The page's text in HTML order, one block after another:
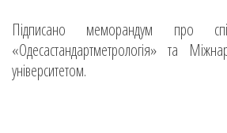
Підписано меморандум про
«Одесастандартметрологія» та
університетом.